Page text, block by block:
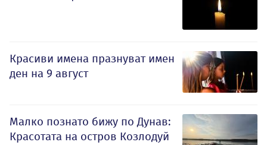
Красиви имена празнуват имен
ден на 9 август
Малко познато бижу по Дунав:
Красотата на остров Козлодуй